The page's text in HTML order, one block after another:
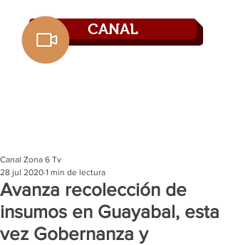
CANAL
Avanza recolección de
insumos en Guayabal, esta
vez Gobernanza y
Canal Zona 6 Tv
28 jul 2020 1 min de lectura